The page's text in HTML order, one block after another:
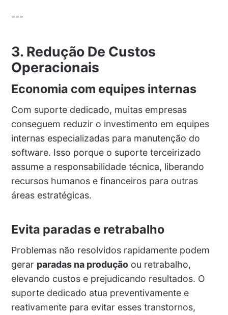
---
3. Redução De Custos
Operacionais
Economia com equipes internas
Com suporte dedicado, muitas empresas
conseguem reduzir o investimento em equipes
internas especializadas para manutenção do
software. Isso porque o suporte terceirizado
assume a responsabilidade técnica, liberando
recursos humanos e financeiros para outras
áreas estratégicas.
Evita paradas e retrabalho
Problemas não resolvidos rapidamente podem
gerar paradas na produçãoou retrabalho,
elevando custos e prejudicando resultados. O
suporte dedicado atua preventivamente e
reativamente para evitar esses transtornos,